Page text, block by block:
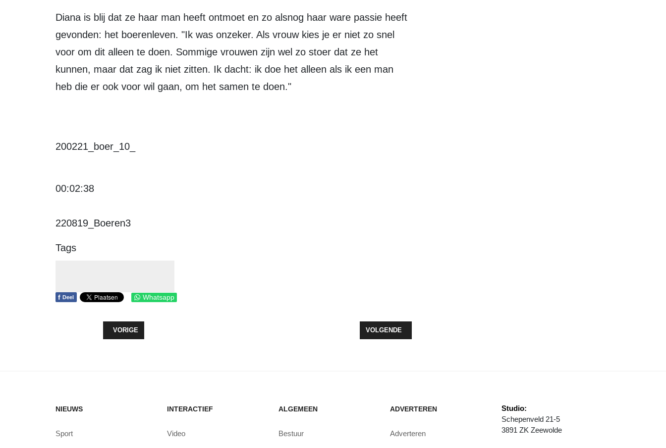
Diana is blij dat ze haar man heeft ontmoet en zo alsnog haar ware passie heeft
gevonden: het boerenleven. "Ik was onzeker. Als vrouw kies je er niet zo snel
voor om dit alleen te doen. Sommige vrouwen zijn wel zo stoer dat ze het
kunnen, maar dat zag ik niet zitten. Ik dacht: ik doe het alleen als ik een man
heb die er ook voor wil gaan, om het samen te doen."
200221_boer_10_
00:02:38
220819_Boeren3
Tags
f Deel Whatsapp
VORIG ARTIKEL: ONTHULLING SCHILDERSTEEG TIJDENS NACHT VAN ZEEWOLDE
VORIGE VOLGENDE ARTIKEL: ZEEWOLDE BEREIDT ZICH VOOR OP ‘KNALFEEST’
VOLGENDE
NIEUWS
Sport
INTERACTIEF
Video
ALGEMEEN
Bestuur
ADVERTEREN
Adverteren
Studio:
Schepenveld 21-5
3891 ZK Zeewolde